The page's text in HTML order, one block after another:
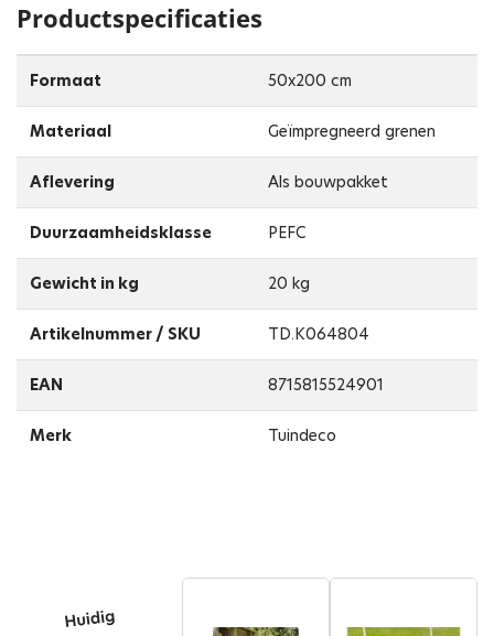
Productspecificaties
Formaat 50x200 cm
Materiaal Geïmpregneerd grenen
Aflevering Als bouwpakket
Duurzaamheidsklasse PEFC
Gewicht in kg 20 kg
Artikelnummer / SKU TD.K064804
EAN 8715815524901
Merk Tuindeco